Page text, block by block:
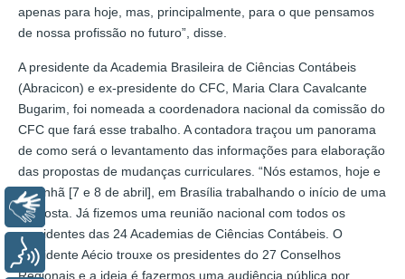
apenas para hoje, mas, principalmente, para o que pensamos
de nossa profissão no futuro”, disse.
A presidente da Academia Brasileira de Ciências Contábeis
(Abracicon) e ex-presidente do CFC, Maria Clara Cavalcante
Bugarim, foi nomeada a coordenadora nacional da comissão do
CFC que fará esse trabalho. A contadora traçou um panorama
de como será o levantamento das informações para elaboração
das propostas de mudanças curriculares. “Nós estamos, hoje e
amanhã [7 e 8 de abril], em Brasília trabalhando o início de uma
proposta. Já fizemos uma reunião nacional com todos os
presidentes das 24 Academias de Ciências Contábeis. O
presidente Aécio trouxe os presidentes do 27 Conselhos
Regionais e a ideia é fazermos uma audiência pública por
Libras
Voz